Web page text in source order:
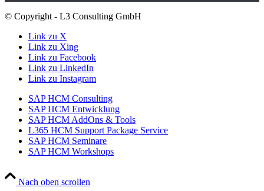
© Copyright - L3 Consulting GmbH
Link zu X
Link zu Xing
Link zu Facebook
Link zu LinkedIn
Link zu Instagram
SAP HCM Consulting
SAP HCM Entwicklung
SAP HCM AddOns & Tools
L365 HCM Support Package Service
SAP HCM Seminare
SAP HCM Workshops
Nach oben scrollen